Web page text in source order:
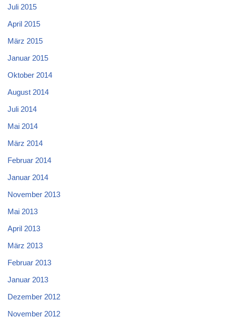
Juli 2015
April 2015
März 2015
Januar 2015
Oktober 2014
August 2014
Juli 2014
Mai 2014
März 2014
Februar 2014
Januar 2014
November 2013
Mai 2013
April 2013
März 2013
Februar 2013
Januar 2013
Dezember 2012
November 2012